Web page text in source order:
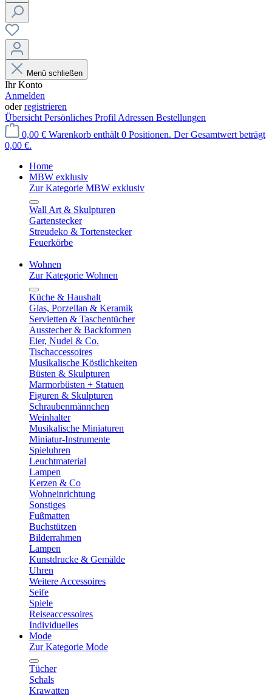
Menü schließen
Ihr Konto
Anmelden
oderregistrieren
Übersicht Persönliches Profil Adressen Bestellungen
0,00 € Warenkorb enthält 0 Positionen. Der Gesamtwert beträgt
0,00 €.
Home
MBW exklusiv
Zur Kategorie MBW exklusiv
Wall Art & Skulpturen
Gartenstecker
Streudeko & Tortenstecker
Feuerkörbe
Wohnen
Zur Kategorie Wohnen
Küche & Haushalt
Glas, Porzellan & Keramik
Servietten & Taschentücher
Ausstecher & Backformen
Eier, Nudel & Co.
Tischaccessoires
Musikalische Köstlichkeiten
Büsten & Skulpturen
Marmorbüsten + Statuen
Figuren & Skulpturen
Schraubenmännchen
Weinhalter
Musikalische Miniaturen
Miniatur-Instrumente
Spieluhren
Leuchtmaterial
Lampen
Kerzen & Co
Wohneinrichtung
Sonstiges
Fußmatten
Buchstützen
Bilderrahmen
Lampen
Kunstdrucke & Gemälde
Uhren
Weitere Accessoires
Seife
Spiele
Reiseaccessoires
Individuelles
Mode
Zur Kategorie Mode
Tücher
Schals
Krawatten